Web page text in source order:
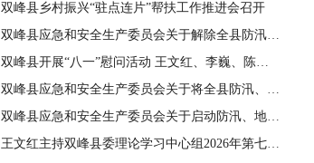
双峰县乡村振兴“驻点连片”帮扶工作推进会召开
双峰县应急和安全生产委员会关于解除全县防汛、地质灾害、自然灾害救助三级应急响应的通知
双峰县开展“八一”慰问活动 王文红、李巍、陈善干、王德文、李双红参加
双峰县应急和安全生产委员会关于将全县防汛、地质灾害、自然灾害救助应急响应由四级提升至三级的通知
双峰县应急和安全生产委员会关于启动防汛、地质灾害、自然灾害救助四级应急响应的通知
王文红主持双峰县委理论学习中心组2026年第七次集体（扩大）学习